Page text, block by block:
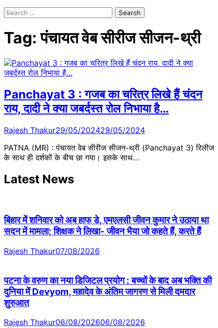
Search
Tag:पंचायत वेब सीरीज सीजन-थ्री
Panchayat 3 : गजब का चरित्र लिखे हैं चंदन
राय, दादी ने क्या जबर्दस्त रोल निभाया है…
Rajesh Thakur29/05/202429/05/2024
PATNA (MR) : पंचायत वेब सीरीज सीजन-थ्री (Panchayat 3) रिलीज
के सा​थ ही दर्शकों के बीच छा गया। इसके साथ…
Latest News
बिहार में शनिवार को अब हाफ डे, एमएलसी जीवन कुमार ने उठाया था
सदन में मामला; शिक्षक ने लिखा- जीवन भैया जो कहते हैं, करते हैं
Rajesh Thakur07/08/2026
पटना के वरुण का नया डिजिटल प्रयोग : बच्चों के बाद अब भक्ति की
दुनिया में Devyom, महादेव के अंतिम जागरण से मिली दमदार
शुरुआत
Rajesh Thakur06/08/202606/08/2026